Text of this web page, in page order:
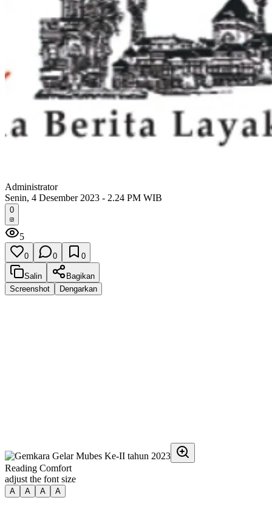
Administrator
Senin, 4 Desember 2023 - 2.24 PM WIB
0
5
0 0 0
Salin
Bagikan
Screenshot
Dengarkan
Reading Comfort
adjust the font size
A A A A